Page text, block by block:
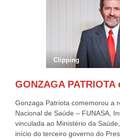
Alckmin, que também ocupa o
Desenvolvimento, Indústria,
governador de Pernambuco,
Nordeste, Paulo Câmara, o ex
atualmente Superintendente da
Governadora de Pernambuco,
Casa Civil, Rui Costa, e da
de todo Nordeste que também
Clipping
Gonzaga Patriota comemorou a
Nacional de Saúde – FUNASA,
vinculada ao Ministério da
início do terceiro governo do